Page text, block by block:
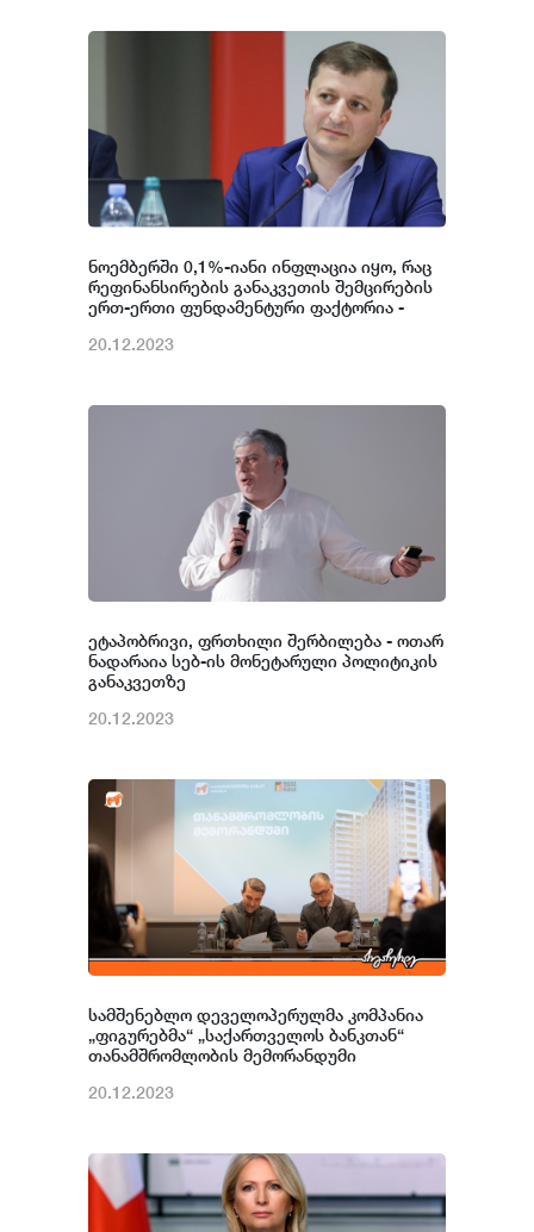
ნოემბერში 0,1%-იანი ინფლაცია იყო, რაც
რეფინანსირების განაკვეთის შემცირების
ერთ-ერთი ფუნდამენტური ფაქტორია -
20.12.2023
ეტაპობრივი, ფრთხილი შერბილება - ოთარ
ნადარაია სებ-ის მონეტარული პოლიტიკის
განაკვეთზე
20.12.2023
სამშენებლო დეველოპერულმა კომპანია
„ფიგურებმა“ „საქართველოს ბანკთან“
თანამშრომლობის მემორანდუმი
20.12.2023